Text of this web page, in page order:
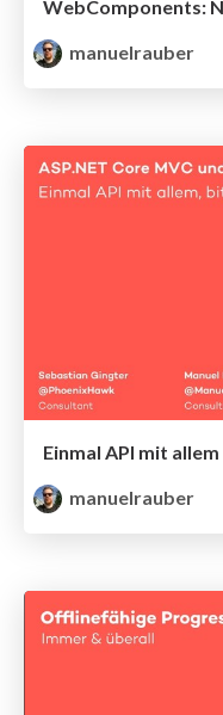
manuelrauber
manuelrauber